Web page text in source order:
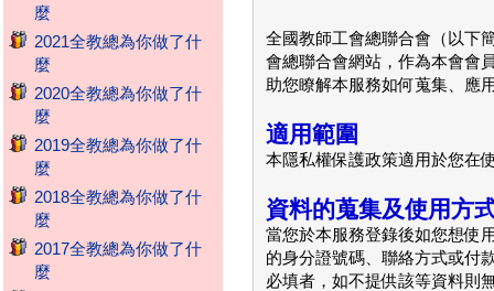
麼
2021全教總為你做了什
麼
2020全教總為你做了什
麼
2019全教總為你做了什
麼
2018全教總為你做了什
麼
2017全教總為你做了什
麼
全國教師工會總聯合會（以下
會總聯合會網站，作為本會會
助您瞭解本服務如何蒐集、應
適用範圍
本隱私權保護政策適用於您在
資料的蒐集及使用方
當您於本服務登錄後如您想使
的身分證號碼、聯絡方式或付
必填者，如不提供該等資料則